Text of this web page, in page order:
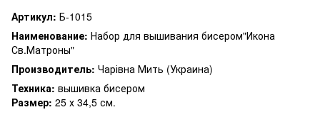
Артикул: Б-1015
Наименование: Набор для вышивания бисером"Икона
Св.Матроны"
Производитель: Чарівна Мить (Украина)
Техника: вышивка бисером
Размер: 25 х 34,5 см.